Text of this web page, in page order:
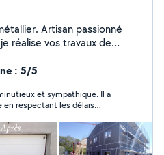
Artisan passionné
réalise vos travaux de
et réalisé dans les
devis gratuit. Secteur
alentours. Pour toute
pas à m'appeler
: 5/5
et sympathique. Il a
en respectant les délais
même que nous ayons
nous sommes pleinement
Je le recommande à 100 % !